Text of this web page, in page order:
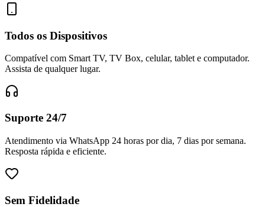
Todos os Dispositivos
Compatível com Smart TV, TV Box, celular, tablet e computador.
Assista de qualquer lugar.
Suporte 24/7
Atendimento via WhatsApp 24 horas por dia, 7 dias por semana.
Resposta rápida e eficiente.
Sem Fidelidade